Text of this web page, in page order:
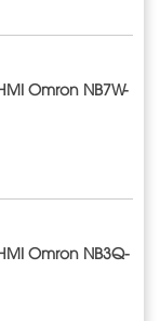
Omron NB7W‐
Omron NB3Q‐